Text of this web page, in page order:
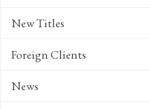
New Titles
Foreign Clients
News